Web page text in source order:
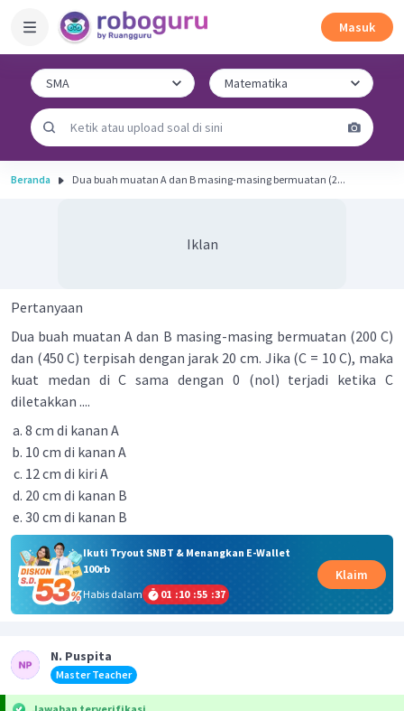
Masuk
Beranda Dua buah muatan A dan B masing-masing bermuatan (2...
Iklan
Pertanyaan
Dua buah muatan A dan B masing-masing bermuatan (200 C)
dan (450 C) terpisah dengan jarak 20 cm. Jika (C = 10 C), maka
kuat medan di C sama dengan 0 (nol) terjadi ketika C
diletakkan ....
8 cm di kanan A
10 cm di kanan A
12 cm di kiri A
20 cm di kanan B
30 cm di kanan B
Ikuti Tryout SNBT & Menangkan E-Wallet
100rb
Habis dalam
01 :10 :55 :36
Klaim
N. Puspita
Master Teacher